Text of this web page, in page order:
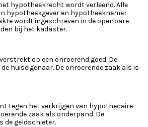
hypotheekrecht wordt verleend. Alle
hypotheekgever en hypotheeknemer
wordt ingeschreven in de openbare
bij het kadaster.
op een onroerend goed. De
huiseigenaar. De onroerende zaak als is
tegen het verkrijgen van hypothecaire
zaak als onderpand. De
de geldschieter.